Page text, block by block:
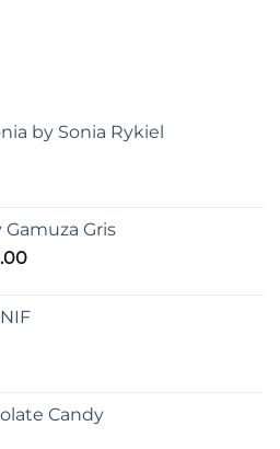
by Sonia Rykiel
Gamuza Gris
El
es:
Candy